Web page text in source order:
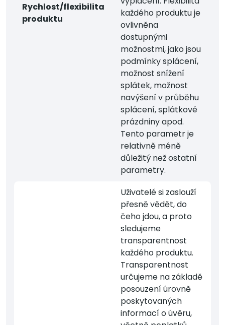
Rychlost/flexibilita
produktu
každého produktu je
ovlivněna
dostupnými
možnostmi, jako jsou
podmínky splácení,
možnost snížení
splátek, možnost
navýšení v průběhu
splácení, splátkové
prázdniny apod.
Tento parametr je
relativně méně
důležitý než ostatní
parametry.
Uživatelé si zaslouží
přesně vědět, do
čeho jdou, a proto
sledujeme
transparentnost
každého produktu.
Transparentnost
určujeme na základě
posouzení úrovně
poskytovaných
informací o úvěru,